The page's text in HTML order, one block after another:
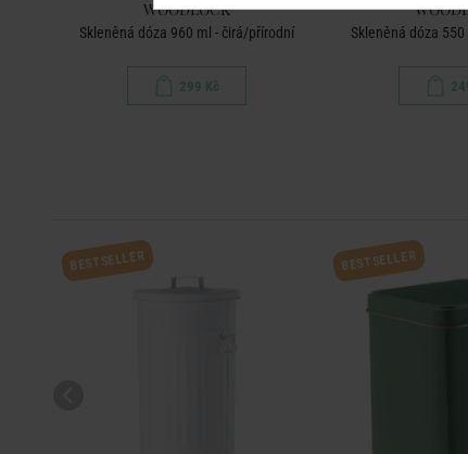
WOODLOCK
Skleněná dóza 960 ml - čirá/přírodní
299 Kč
Skleněná dóza
BESTSELLER BESTSELLER